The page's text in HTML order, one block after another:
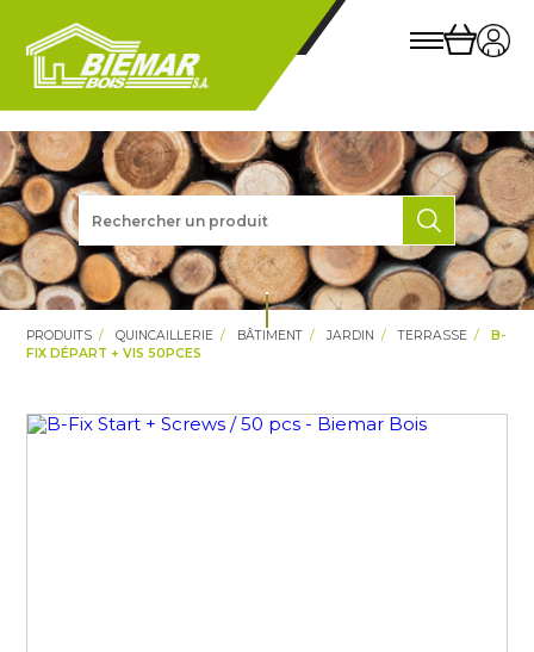
PRODUITS QUINCAILLERIE BÂTIMENT JARDIN TERRASSE
B-
FIX DÉPART + VIS 50PCES